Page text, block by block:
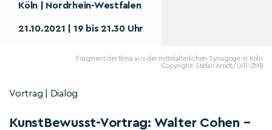
Köln | Nordrhein-Westfalen
21.10.2021 | 19 bis 21.30 Uhr
Fragment der Bima aus der mittelalterlichen Synagoge in Köln
Copyright: Stefan Arndt/LVR-ZMB
Vortrag | Dialog
KunstBewusst-Vortrag: Walter Cohen –